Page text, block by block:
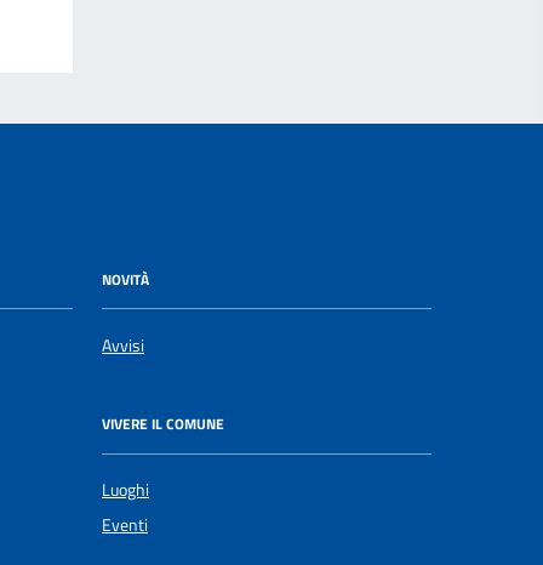
NOVITÀ
Avvisi
VIVERE IL COMUNE
Luoghi
Eventi